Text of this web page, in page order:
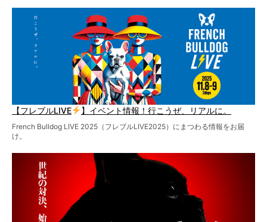
【フレブルLIVE 】イベント情報！行こうぜ、リアルに。
French Bulldog LIVE 2025（フレブルLIVE2025）にまつわる情報をお届
け。